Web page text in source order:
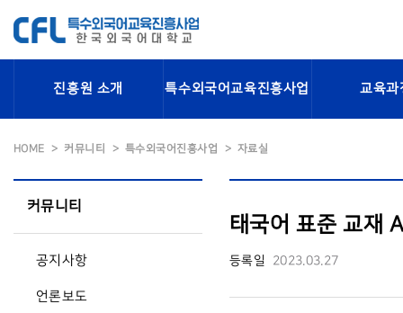
진흥원 소개 특수외국어교육진흥사업 교육과
HOME 커뮤니티 특수외국어진흥사업 자료실
커뮤니티
공지사항
언론보도
태국어 표준 교재
등록일 2023.03.27